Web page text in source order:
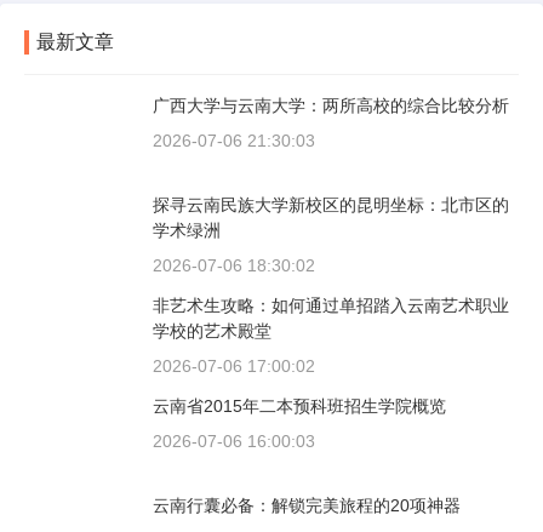
最新文章
广西大学与云南大学：两所高校的综合比较分析
2026-07-06 21:30:03
探寻云南民族大学新校区的昆明坐标：北市区的
学术绿洲
2026-07-06 18:30:02
非艺术生攻略：如何通过单招踏入云南艺术职业
学校的艺术殿堂
2026-07-06 17:00:02
云南省2015年二本预科班招生学院概览
2026-07-06 16:00:03
云南行囊必备：解锁完美旅程的20项神器